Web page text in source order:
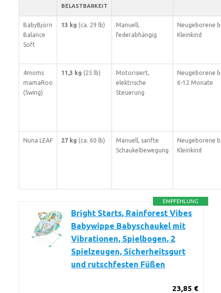
BELASTBARKEIT
BabyBjörn
Balance
Soft
13 kg (ca. 29 lb)
Manuell,
federabhängig
Neugeborene
Kleinkind
4moms
mamaRoo
(Swing)
11,3 kg (25 lb)
Motorisiert,
elektrische
Steuerung
Neugeborene
6-12 Monate
Nuna LEAF 27 kg (ca. 60 lb)
Manuell, sanfte
Schaukelbewegung
Neugeborene
Kleinkind
EMPFEHLUNG
Bright Starts, Rainforest Vibes
Babywippe Babyschaukel mit
Vibrationen, Spielbogen, 2
Spielzeugen, Sicherheitsgurt
und rutschfesten Füßen
23,85 €